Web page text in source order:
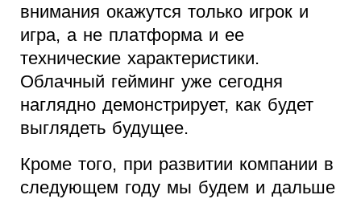
внимания окажутся только игрок и
игра, а не платформа и ее
технические характеристики.
Облачный гейминг уже сегодня
наглядно демонстрирует, как будет
выглядеть будущее.
Кроме того, при развитии компании в
следующем году мы будем и дальше